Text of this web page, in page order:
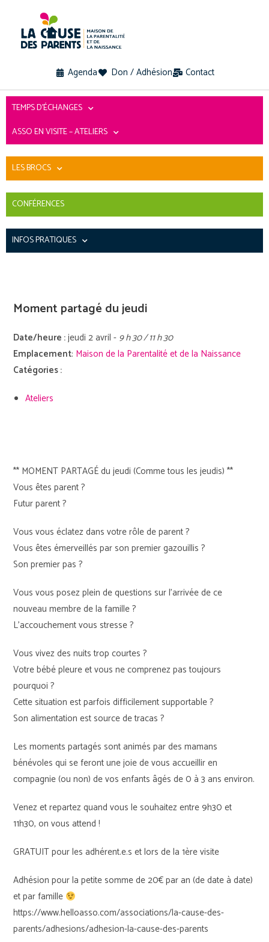
Agenda Don / Adhésion Contact
TEMPS D’ÉCHANGES
ASSO EN VISITE – ATELIERS
LES BROCS
CONFÉRENCES
INFOS PRATIQUES
Moment partagé du jeudi
Date/heure :jeudi 2 avril - 9 h 30 / 11 h 30
Emplacement: Maison de la Parentalité et de la Naissance
Catégories :
Ateliers
** MOMENT PARTAGÉ du jeudi (Comme tous les jeudis) **
Vous êtes parent ?
Futur parent ?
Vous vous éclatez dans votre rôle de parent ?
Vous êtes émerveillés par son premier gazouillis ?
Son premier pas ?
Vous vous posez plein de questions sur l’arrivée de ce
nouveau membre de la famille ?
L’accouchement vous stresse ?
Vous vivez des nuits trop courtes ?
Votre bébé pleure et vous ne comprenez pas toujours
pourquoi ?
Cette situation est parfois difficilement supportable ?
Son alimentation est source de tracas ?
Les moments partagés sont animés par des mamans
bénévoles qui se feront une joie de vous accueillir en
compagnie (ou non) de vos enfants âgés de 0 à 3 ans environ.
Venez et repartez quand vous le souhaitez entre 9h30 et
11h30, on vous attend !
GRATUIT pour les adhérent.e.s et lors de la 1ère visite
Adhésion pour la petite somme de 20€ par an (de date à date)
et par famille
https://www.helloasso.com/associations/la-cause-des-
parents/adhesions/adhesion-la-cause-des-parents